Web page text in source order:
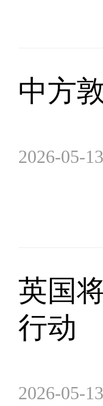
中方
2026-05-13
英国
行动
2026-05-13